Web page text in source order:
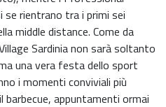
rientrano tra i primi sei
middle distance. Come da
Sardinia non sarà soltanto
una vera festa dello sport
i momenti conviviali più
appuntamenti ormai